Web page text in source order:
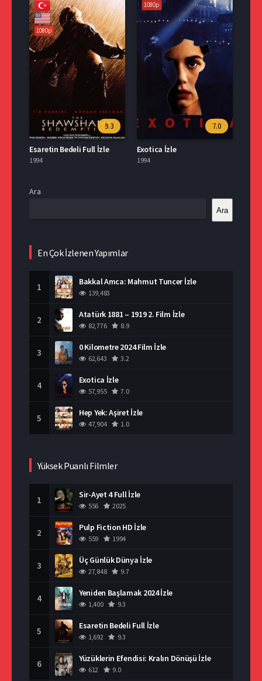
1080p
9.3
Esaretin Bedeli Full İzle
1994
1080p
7.0
Exotica İzle
1994
Ara
Ara
En Çok İzlenen Yapımlar
1 Bakkal Amca: Mahmut Tuncer İzle
139,483
2 Atatürk 1881 – 1919 2. Film İzle
82,776 8.9
3 0 Kilometre 2024 Film İzle
62,643 3.2
4 Exotica İzle
57,955 7.0
5 Hep Yek: Aşiret İzle
47,904 1.0
Yüksek Puanlı Filmler
1 Sir-Ayet 4 Full İzle
556 2025
2 Pulp Fiction HD İzle
559 1994
3 Üç Günlük Dünya İzle
27,848 9.7
4 Yeniden Başlamak 2024 İzle
1,400 9.3
5 Esaretin Bedeli Full İzle
1,692 9.3
6 Yüzüklerin Efendisi: Kralın Dönüşü İzle
612 9.0